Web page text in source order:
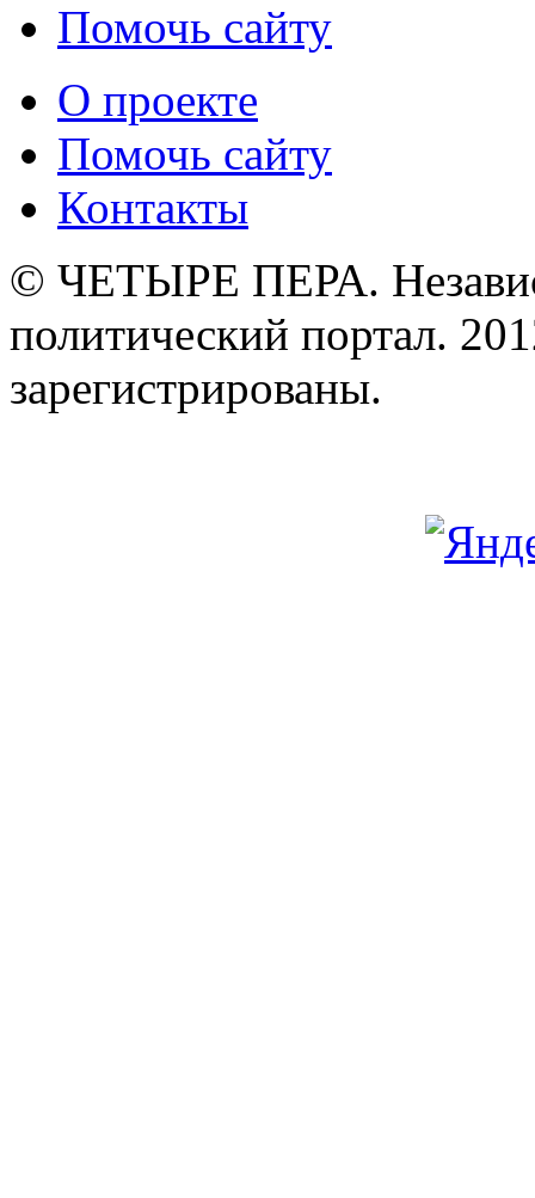
Помочь сайту
О проекте
Помочь сайту
Контакты
© ЧЕТЫРЕ ПЕРА.
политический портал.
зарегистрированы.